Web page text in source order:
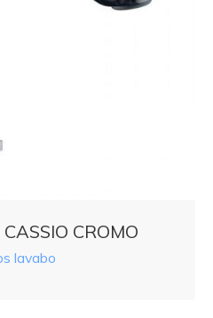
CROMO
lavabo